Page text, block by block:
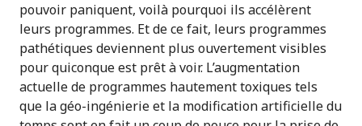
pouvoir paniquent, voilà pourquoi ils accélèrent
leurs programmes. Et de ce fait, leurs programmes
pathétiques deviennent plus ouvertement visibles
pour quiconque est prêt à voir. L’augmentation
actuelle de programmes hautement toxiques tels
que la géo-ingénierie et la modification artificielle du